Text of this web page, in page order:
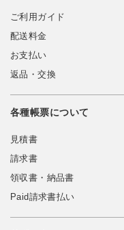
ご利用ガイド
配送料金
お支払い
返品・交換
各種帳票について
見積書
請求書
領収書・納品書
Paid請求書払い